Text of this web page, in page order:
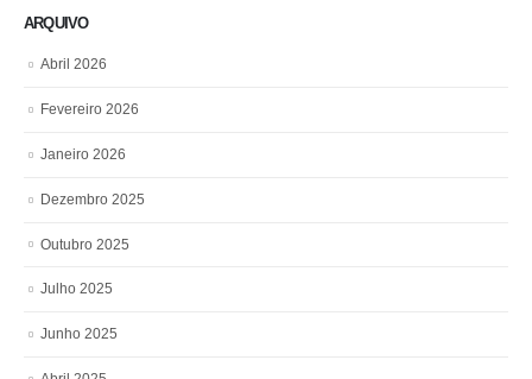
ARQUIVO
Abril 2026
Fevereiro 2026
Janeiro 2026
Dezembro 2025
Outubro 2025
Julho 2025
Junho 2025